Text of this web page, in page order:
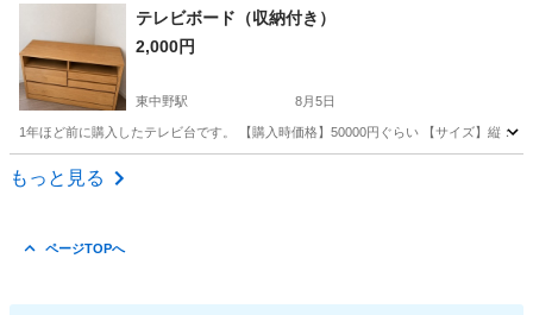
東京 北区 西ヶ原四丁目駅 ソファ
テレビボード（収納付き）
2,000円
東中野駅 8月5日
1年ほど前に購入したテレビ台です。 【購入時価格】50000円ぐらい 【サイズ】縦：
東京 中野区
もっと見る
ページTOPへ